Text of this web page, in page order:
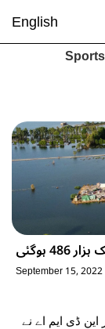
English
Sports
September 15, 2022
ڈی ایم اے نے